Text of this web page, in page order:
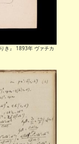
き』 1893年 ヴァチカ